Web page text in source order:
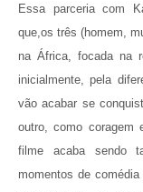
Essa parceria com
que, os três (homem,
na África, focada na
inicialmente, pela
vão acabar se
outro, como coragem
filme acaba sendo
momentos de